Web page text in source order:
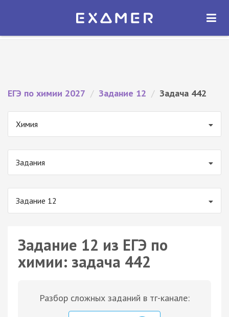
Экзамер — ЕГЭ 2027
ОТКРЫТЬ
ЕГЭ по химии 2027 / Задание 12 / Задача 442
Химия
Задания
Задание 12
Задание 12 из ЕГЭ по
химии: задача 442
Разбор сложных заданий в тг-канале: